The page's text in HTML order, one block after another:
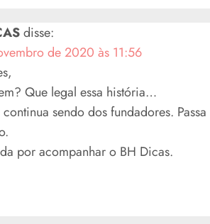
disse:
de 2020 às 11:56
Que legal essa história…
sendo dos fundadores.
por acompanhar o BH Dicas.